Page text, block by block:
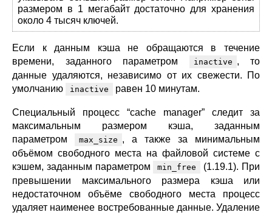
размером в 1 мегабайт достаточно для хранения
около 4 тысяч ключей.
Если к данным кэша не обращаются в течение
времени, заданного параметром
inactive , то
данные удаляются, независимо от их свежести. По
умолчанию
inactive равен 10 минутам.
Специальный процесс “cache manager” следит за
максимальным размером кэша, заданным
параметром
max_size , а также за минимальным
объёмом свободного места на файловой системе с
кэшем, заданным параметром
min_free
(1.19.1). При
превышении максимального размера кэша или
недостаточном объёме свободного места процесс
удаляет наименее востребованные данные. Удаление